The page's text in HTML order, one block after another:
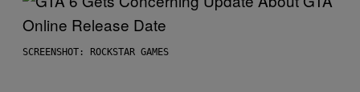
SCREENSHOT: ROCKSTAR GAMES